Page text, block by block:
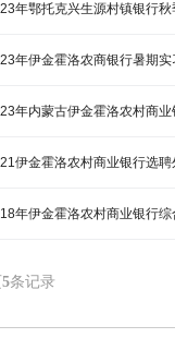
年鄂托克兴生源村镇银行
年伊金霍洛农商银行暑期
年内蒙古伊金霍洛农村商
伊金霍洛农村商业银行选
年伊金霍洛农村商业银行
5条记录